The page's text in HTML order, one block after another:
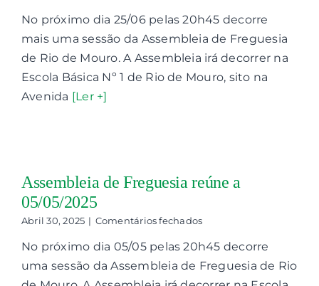
de
Freguesia
a
25/06/2025
No próximo dia 25/06 pelas 20h45 decorre
mais uma sessão da Assembleia de Freguesia
de Rio de Mouro. A Assembleia irá decorrer na
Escola Básica Nº 1 de Rio de Mouro, sito na
Avenida [Ler +]
Assembleia de Freguesia reúne a
05/05/2025
Abril 30, 2025 | Comentários fechadosem
de
Freguesia
reúne
No próximo dia 05/05 pelas 20h45 decorre
uma sessão da Assembleia de Freguesia de Rio